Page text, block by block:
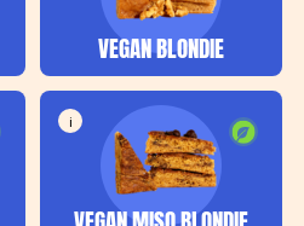
VEGAN BLONDIE
i